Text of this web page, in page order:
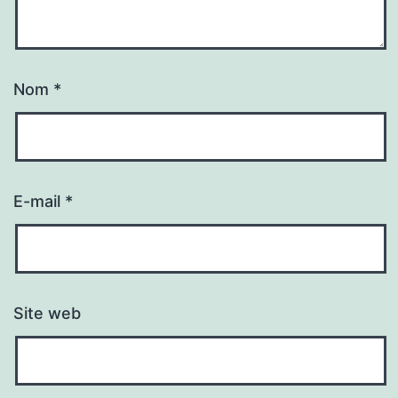
Nom *
E-mail *
Site web